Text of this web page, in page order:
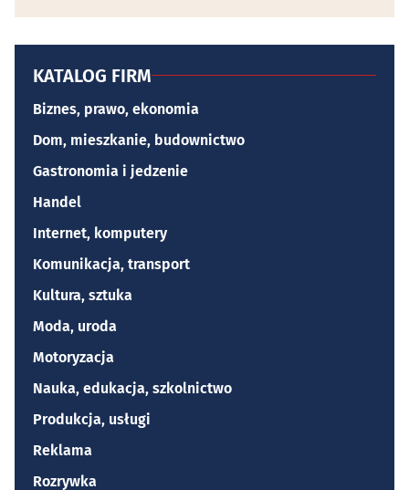
KATALOG FIRM
Biznes, prawo, ekonomia
Dom, mieszkanie, budownictwo
Gastronomia i jedzenie
Handel
Internet, komputery
Komunikacja, transport
Kultura, sztuka
Moda, uroda
Motoryzacja
Nauka, edukacja, szkolnictwo
Produkcja, usługi
Reklama
Rozrywka